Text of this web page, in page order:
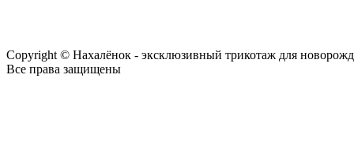
Copyright © Нахалёнок - эксклюзивный трикотаж для
Все права защищены